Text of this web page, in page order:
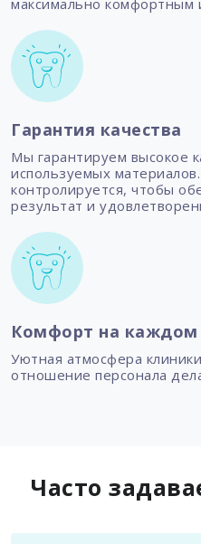
Гарантия качества
Мы гарантируем высокое
используемых
контролируется, чтобы
результат и
Комфорт на каждом
Уютная атмосфера
отношение персонала
Часто